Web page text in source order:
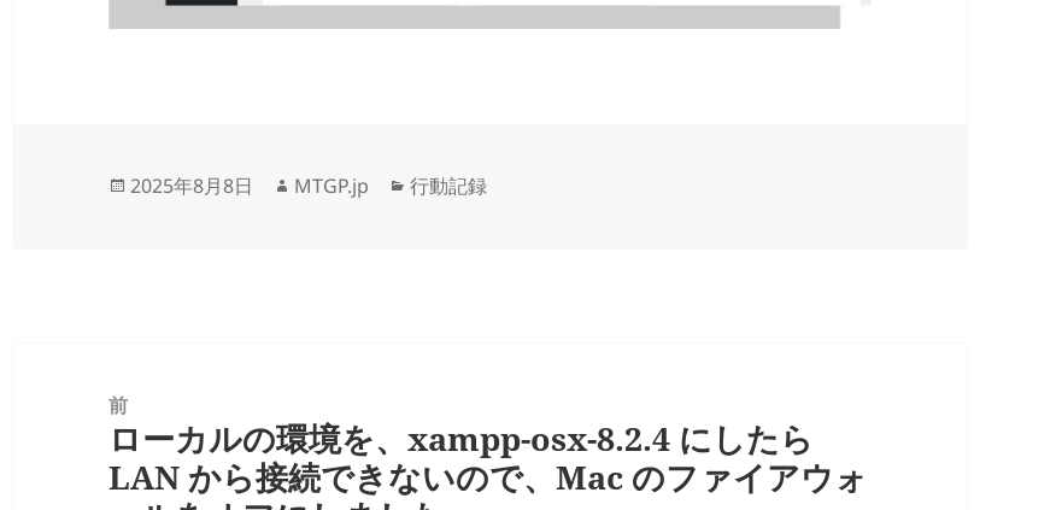
投
2025年8月8日
作
MTGP.jp
カ
行動記録
前
前
の
ローカルの環境を、xampp-osx-8.2.4 にしたら
LAN から接続できないので、Mac のファイアウォ